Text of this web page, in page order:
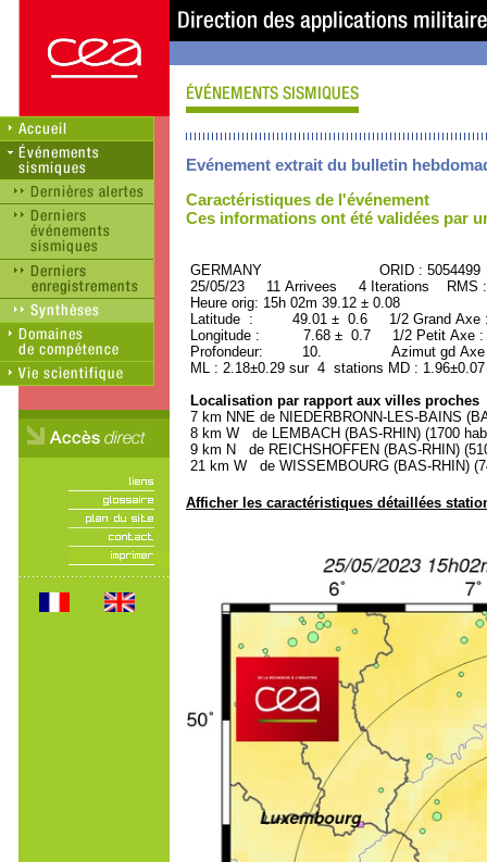
Evénement extrait du bulletin
Caractéristiques de l'événement
Ces informations ont été validées par
GERMANY ORID : 5054499
25/05/23 11 Arrivees 4 Iterations RMS
Heure orig: 15h 02m 39.12 ± 0.08
Latitude : 49.01 ± 0.6 1/2 Grand
Longitude : 7.68 ± 0.7 1/2 Petit Axe
Profondeur: 10. Azimut gd Axe :
ML : 2.18±0.29 sur 4 stations MD :
Localisation par rapport aux villes proches
7 km NNE de NIEDERBRONN-LES-BAINS
8 km W de LEMBACH (BAS-RHIN) (1700
9 km N de REICHSHOFFEN (BAS-RHIN)
21 km W de WISSEMBOURG (BAS-RHIN)
Afficher les caractéristiques détaillées